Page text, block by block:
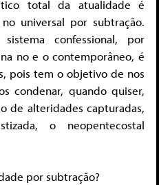
total da atualidade é
universal por subtração.
confessional, por
no e o contemporâneo, é
pois tem o objetivo de nos
condenar, quando quiser,
de alteridades capturadas,
o neopentecostal
por subtração?